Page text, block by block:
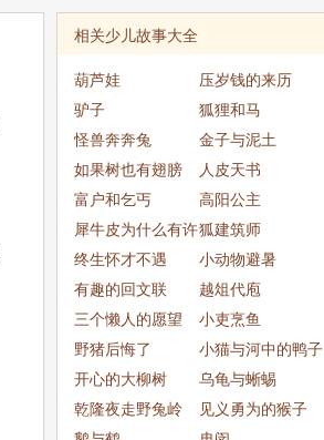
相关少儿故事大全
葫芦娃
压岁钱的来历
驴子
狐狸和马
怪兽奔奔兔
金子与泥土
如果树也有翅膀
人皮天书
富户和乞丐
高阳公主
犀牛皮为什么有许
多皱纹
狐建筑师
终生怀才不遇
小动物避暑
有趣的回文联
越俎代庖
三个懒人的愿望
小吏烹鱼
野猪后悔了
小猫与河中的鸭子
开心的大柳树
乌龟与蜥蜴
乾隆夜走野兔岭
见义勇为的猴子